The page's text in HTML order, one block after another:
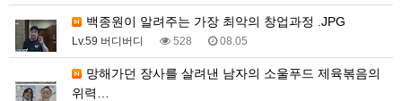
백종원이 알려주는 가장 최악의 창업과정 .JPG
Lv.59 버디버디 528 08.05
위력…